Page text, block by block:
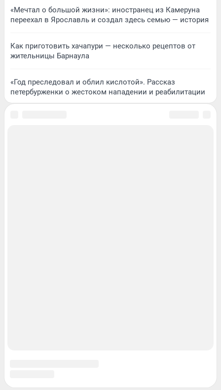
«Мечтал о большой жизни»: иностранец из Камеруна
переехал в Ярославль и создал здесь семью — история
Как приготовить хачапури — несколько рецептов от
жительницы Барнаула
«Год преследовал и облил кислотой». Рассказ
петербурженки о жестоком нападении и реабилитации